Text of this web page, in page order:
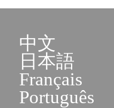
中文
日本語
Français
Português